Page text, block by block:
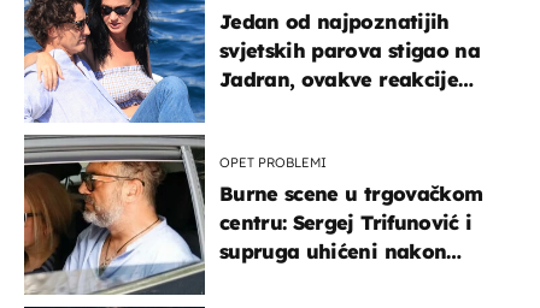
Jedan od najpoznatijih
svjetskih parova stigao na
Jadran, ovakve reakcije
OPET PROBLEMI
Burne scene u trgovačkom
centru: Sergej Trifunović i
supruga uhićeni nakon